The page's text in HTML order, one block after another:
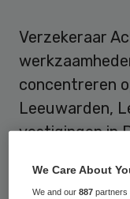
Verzekeraar
concentreren
Leeuwarden,
vestigingen in
bedrijf dinsdag
We Care About
We and our887 partners